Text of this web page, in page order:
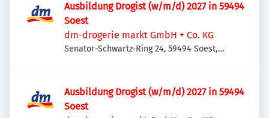
Ausbildung Drogist (w/m/d) 2027 in 59494
Soest
dm-drogerie markt GmbH + Co. KG
Senator-Schwartz-Ring 24, 59494 Soest,
Ausbildung Drogist (w/m/d) 2027 in 59494
Soest